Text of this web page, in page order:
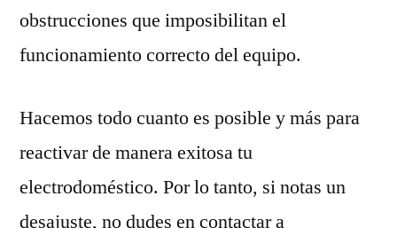
obstrucciones que imposibilitan el
funcionamiento correcto del equipo.
Hacemos todo cuanto es posible y más para
reactivar de manera exitosa tu
electrodoméstico. Por lo tanto, si notas un
desajuste, no dudes en contactar a